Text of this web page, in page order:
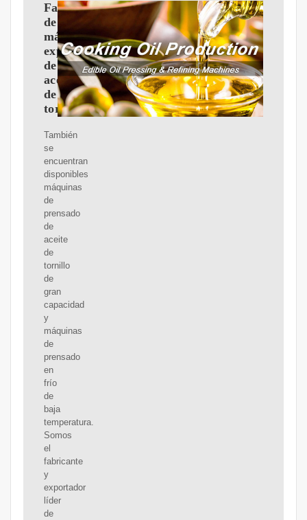
Fabricantes
de
máquinas
expulsoras
de
aceite
de
tornillo
También
se
encuentran
disponibles
máquinas
de
prensado
de
aceite
de
tornillo
de
gran
capacidad
y
máquinas
de
prensado
en
frío
de
baja
temperatura.
Somos
el
fabricante
y
exportador
líder
de